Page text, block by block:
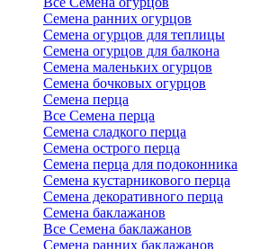
Семена ранних огурцов
Семена огурцов для теплицы
Семена огурцов для балкона
Семена маленьких огурцов
Семена бочковых огурцов
Семена перца
Все Семена перца
Семена сладкого перца
Семена острого перца
Семена перца для подоконника
Семена кустарникового перца
Семена декоративного перца
Семена баклажанов
Все Семена баклажанов
Семена ранних баклажанов